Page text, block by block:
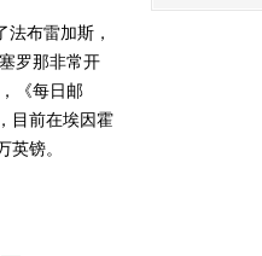
布雷加斯，
罗那非常开
《每日邮
目前在埃因霍
镑。